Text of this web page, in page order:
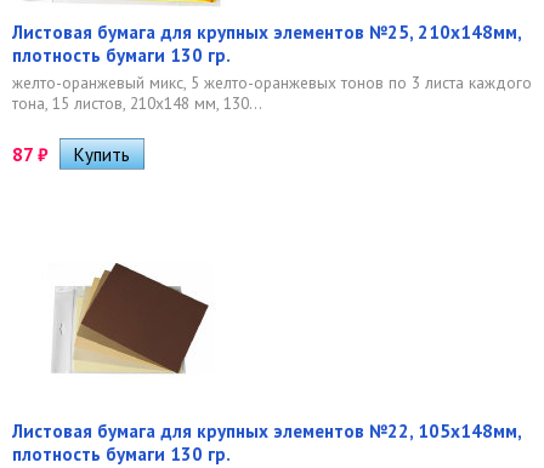
Листовая бумага для крупных элементов №25, 210х148мм,
плотность бумаги 130 гр.
желто-оранжевый микс, 5 желто-оранжевых тонов по 3 листа каждого
тона, 15 листов, 210х148 мм, 130...
87 ₽
Листовая бумага для крупных элементов №22, 105х148мм,
плотность бумаги 130 гр.